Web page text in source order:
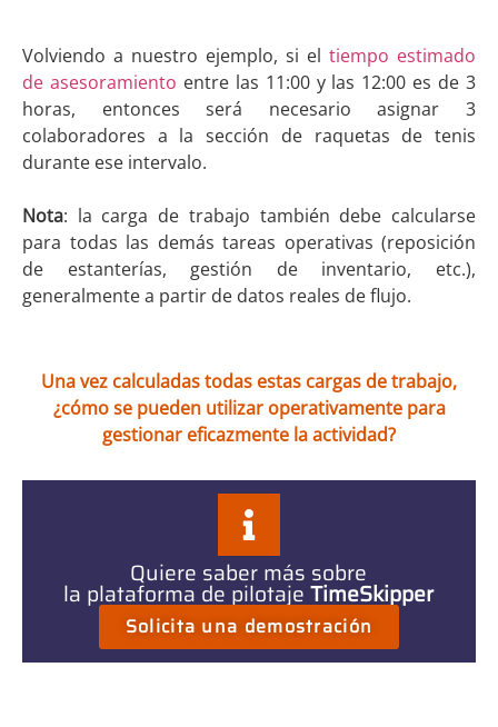
Volviendo a nuestro ejemplo, si el tiempo estimado
de asesoramiento entre las 11:00 y las 12:00 es de 3
horas, entonces será necesario asignar 3
colaboradores a la sección de raquetas de tenis
durante ese intervalo.
Nota: la carga de trabajo también debe calcularse
para todas las demás tareas operativas (reposición
de estanterías, gestión de inventario, etc.),
generalmente a partir de datos reales de flujo.
Una vez calculadas todas estas cargas de trabajo,
¿cómo se pueden utilizar operativamente para
gestionar eficazmente la actividad?
Quiere saber más sobre
la plataforma de pilotajeTimeSkipper
Solicita una demostración